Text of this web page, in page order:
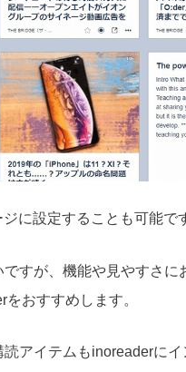
に設定することも可能で
ですが、機能や見やすさに
をおすすめします。
読アイテムもinoreaderにイ